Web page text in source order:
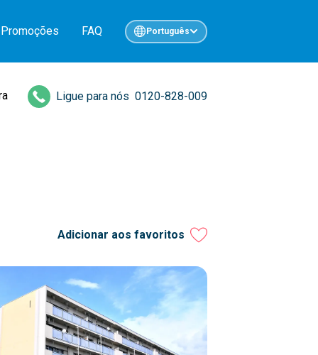
Promoções FAQ Português
Ligue para nós 0120-828-009
Adicionar aos favoritos